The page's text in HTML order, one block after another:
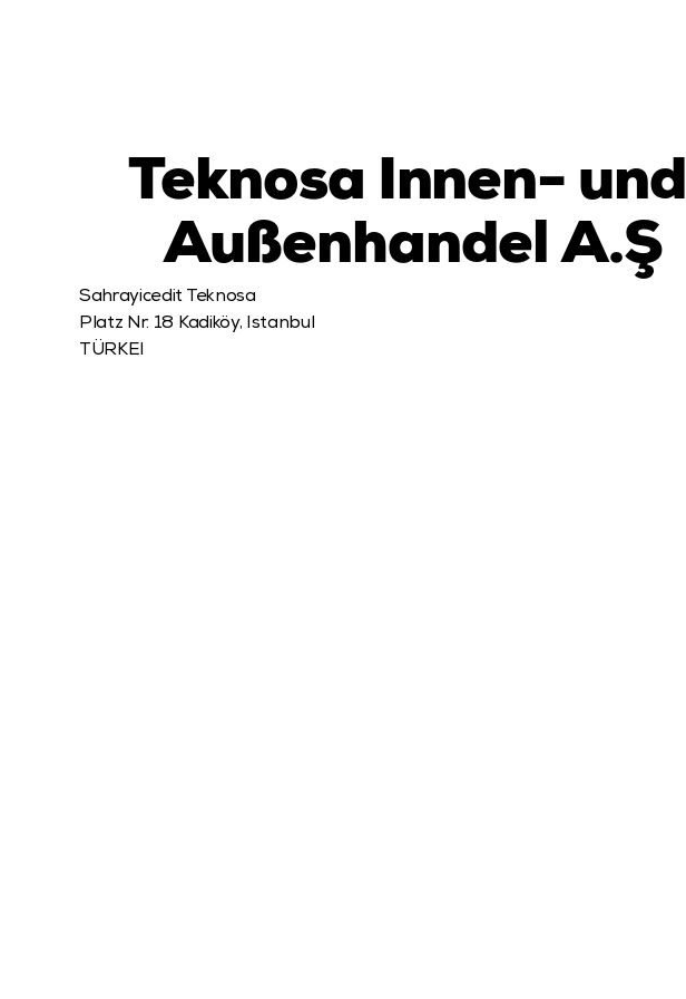
Teknosa Innen- und
Außenhandel A.Ş
Sahrayicedit Teknosa
Platz Nr. 18 Kadiköy, Istanbul
TÜRKEI